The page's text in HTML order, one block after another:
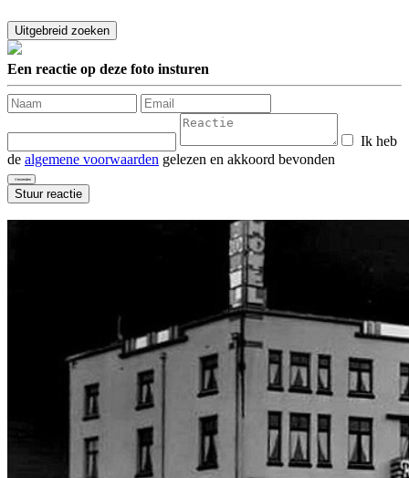
Een reactie op deze foto insturen
Ik heb
de algemene voorwaarden gelezen en akkoord bevonden